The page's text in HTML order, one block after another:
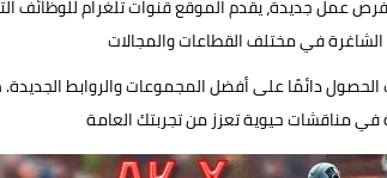
فرص عمل جديدة، يقدم الموقع قنوات تلغرام
دائمًا على أفضل المجموعات والروابط